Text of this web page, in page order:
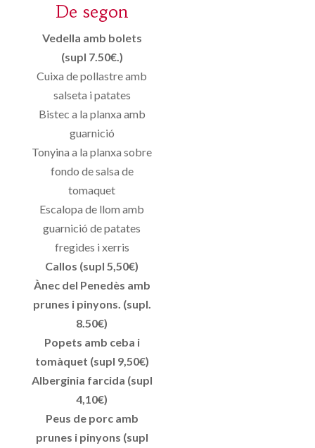
De segon
Vedella amb bolets
(supl 7.50€.)
Cuixa de pollastre amb
salseta i patates
Bistec a la planxa amb
guarnició
Tonyina a la planxa sobre
fondo de salsa de
tomaquet
Escalopa de llom amb
guarnició de patates
fregides i xerris
Callos (supl 5,50€)
Ànec del Penedès amb
prunes i pinyons. (supl.
8.50€)
Popets amb ceba i
tomàquet (supl 9,50€)
Alberginia farcida (supl
4,10€)
Peus de porc amb
prunes i pinyons (supl